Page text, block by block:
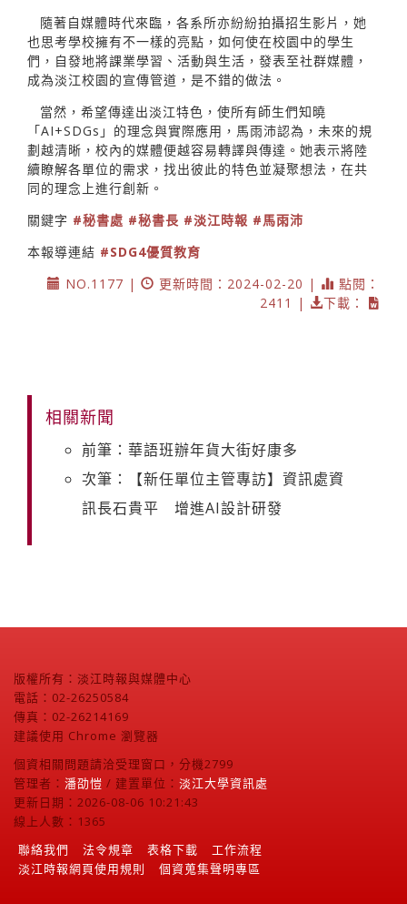
隨著自媒體時代來臨，各系所亦紛紛拍攝招生影片，她
也思考學校擁有不一樣的亮點，如何使在校園中的學生
們，自發地將課業學習、活動與生活，發表至社群媒體，
成為淡江校園的宣傳管道，是不錯的做法。
當然，希望傳達出淡江特色，使所有師生們知曉
「AI+SDGs」的理念與實際應用，馬雨沛認為，未來的規
劃越清晰，校內的媒體便越容易轉譯與傳達。她表示將陸
續瞭解各單位的需求，找出彼此的特色並凝聚想法，在共
同的理念上進行創新。
關鍵字 #秘書處 #秘書長 #淡江時報 #馬雨沛
本報導連結 #SDG4優質教育
NO.1177 |
更新時間：2024-02-20 |
點閱：
2411 |
下載：
相關新聞
前筆：華語班辦年貨大街好康多
次筆：【新任單位主管專訪】資訊處資
訊長石貴平 增進AI設計研發
版權所有：淡江時報與媒體中心
電話：02-26250584
傳真：02-26214169
建議使用 Chrome 瀏覽器
個資相關問題請洽受理窗口，分機2799
管理者： 潘劭愷 / 建置單位： 淡江大學資訊處
更新日期：2026-08-06 10:21:43
線上人數：1365
聯絡我們
法令規章 表格下載
工作流程
淡江時報網頁使用規則
個資蒐集聲明專區